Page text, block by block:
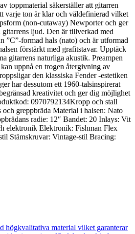
toppmaterial säkerställer att gitarren
varje ton är klar och väldefinierad vilket
(non-cutaway) Newporter och ger
ljud. Den är tillverkad med
”C”-formad hals (nato) och är utformad
förstärkt med grafitstavar. Upptäck
gitarrens naturliga akustik. Preampen
uppnå en trogen återgivning av
den klassiska Fender -estetiken
har dessutom ett 1960-talsinspirerat
kreativitet och ger dig möjlighet
0970792134Kropp och stall
greppbräda Material i halsen: Nato
radie: 12″ Bandet: 20 Inlays: Vit
elektronik Elektronik: Fishman Flex
Stämskruvar: Vintage-stil Bracing: